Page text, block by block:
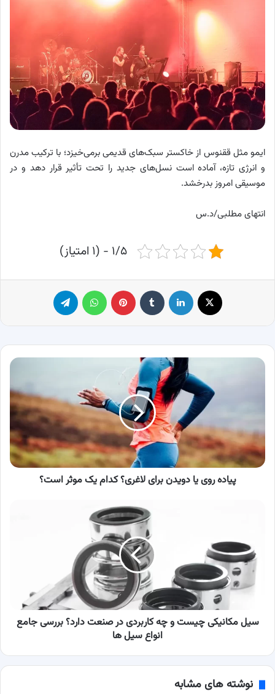
ایمو مثل ققنوس از خاکستر سبک‌های قدیمی برمی‌خیزد؛ با ترکیب مدرن
و انرژی تازه، آماده است نسل‌های جدید را تحت تأثیر قرار دهد و در
موسیقی امروز بدرخشد.
انتهای مطلبی/د.س
۱/۵ - (۱ امتیاز)
لینکدین ‫تامبلر پینترست
پیاده
کدام
یک
موثر
پیاده روی یا دویدن برای لاغری؟ کدام یک موثر است؟
چه
کاربردی
بررسی
سیل
سیل مکانیکی چیست و چه کاربردی در صنعت دارد؟ بررسی جامع
انواع سیل ها
نوشته های مشابه